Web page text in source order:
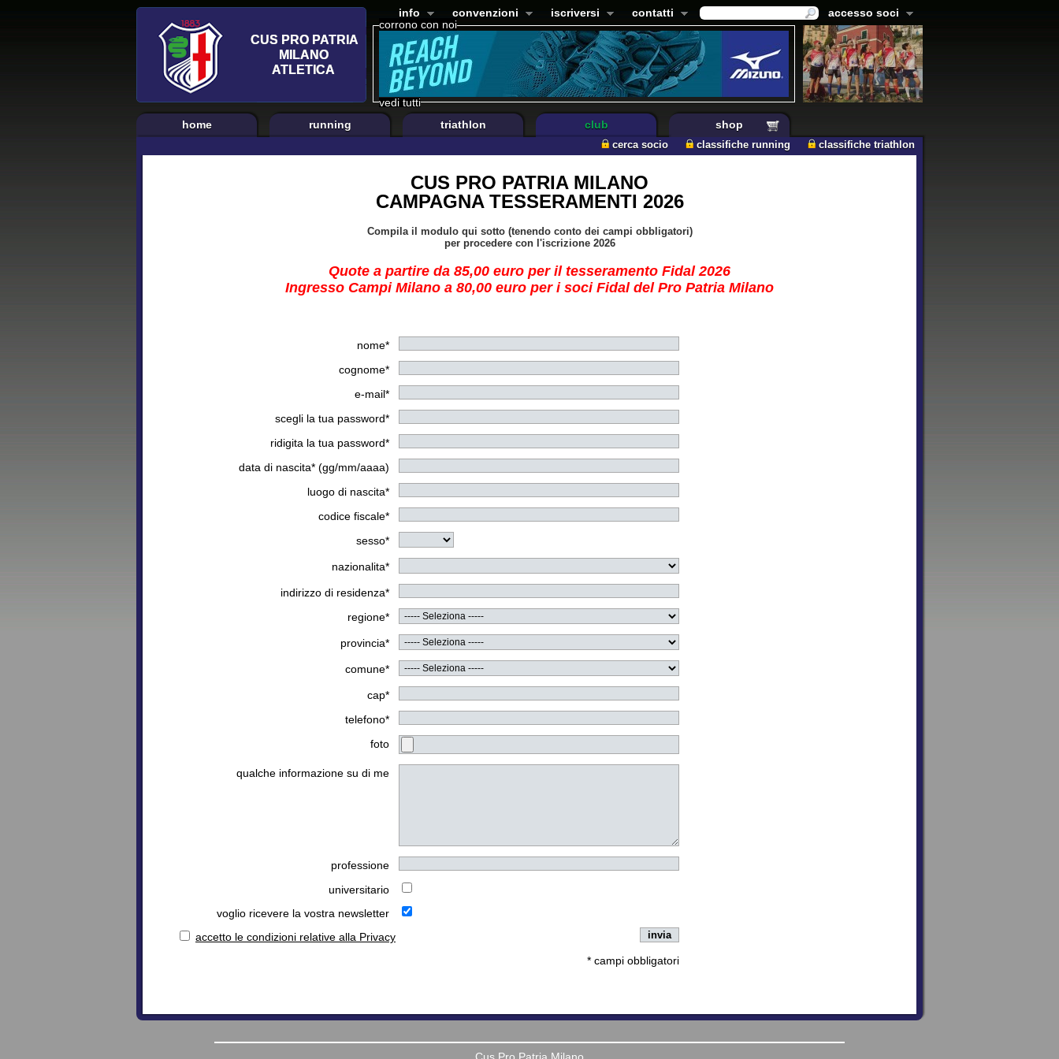
corrono con noi
vedi tutti
info convenzioni iscriversi contatti accesso soci
home running triathlon club shop
cerca socio classifiche running classifiche triathlon
CUS PRO PATRIA MILANO
CAMPAGNA TESSERAMENTI 2026
Compila il modulo qui sotto (tenendo conto dei campi obbligatori)
per procedere con l'iscrizione 2026
Quote a partire da 85,00 euro per il tesseramento Fidal 2026
Ingresso Campi Milano a 80,00 euro per i soci Fidal del Pro Patria Milano
nome*
cognome*
e-mail*
scegli la tua password*
ridigita la tua password*
data di nascita* (gg/mm/aaaa)
luogo di nascita*
codice fiscale*
sesso*
nazionalita*
indirizzo di residenza*
regione*
provincia*
comune*
cap*
telefono*
foto
qualche informazione su di me
professione
universitario
voglio ricevere la vostra newsletter
accetto le condizioni relative alla Privacy
* campi obbligatori